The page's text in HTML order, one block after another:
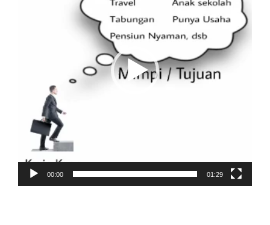
00:00 01:29